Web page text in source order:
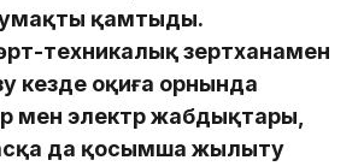
қамтыды.
техникалық зертханамен
кезде оқиға орнында
мен электр жабдықтары,
да қосымша жылыту